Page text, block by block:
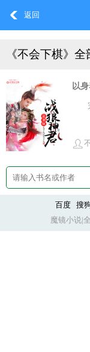
返回
《不会下棋》
以
百度 搜
魔镜小说|